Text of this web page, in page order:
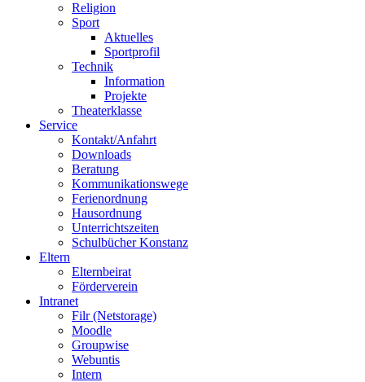
Religion
Sport
Aktuelles
Sportprofil
Technik
Information
Projekte
Theaterklasse
Service
Kontakt/Anfahrt
Downloads
Beratung
Kommunikationswege
Ferienordnung
Hausordnung
Unterrichtszeiten
Schulbücher Konstanz
Eltern
Elternbeirat
Förderverein
Intranet
Filr (Netstorage)
Moodle
Groupwise
Webuntis
Intern